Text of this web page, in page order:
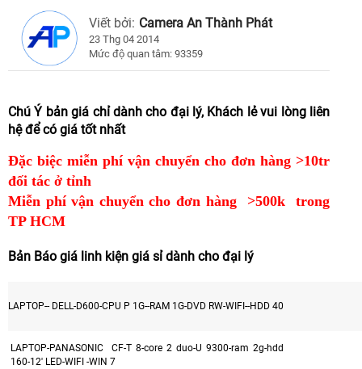
Viết bởi: Camera An Thành Phát
23 Thg 04 2014
Mức độ quan tâm: 93359
Chú Ý bản giá chỉ dành cho đại lý, Khách lẻ vui lòng liên
hệ để có giá tốt nhất
Đặc biệc miễn phí vận chuyển cho đơn hàng >10tr
đối tác ở tỉnh
Miễn phí vận chuyển cho đơn hàng
>500k
trong
TP HCM
Bản Báo giá linh kiện giá sỉ dành cho đại lý
LAPTOP-- DELL-D600-CPU P 1G--RAM 1G-DVD RW-WIFI--HDD 40
LAPTOP-PANASONIC CF-T 8-core 2 duo-U 9300-ram 2g-hdd
160-12' LED-WIFI -WIN 7